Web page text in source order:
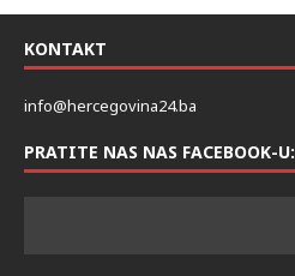
KONTAKT
info@hercegovina24.ba
PRATITE NAS NAS FACEBOOK-U: